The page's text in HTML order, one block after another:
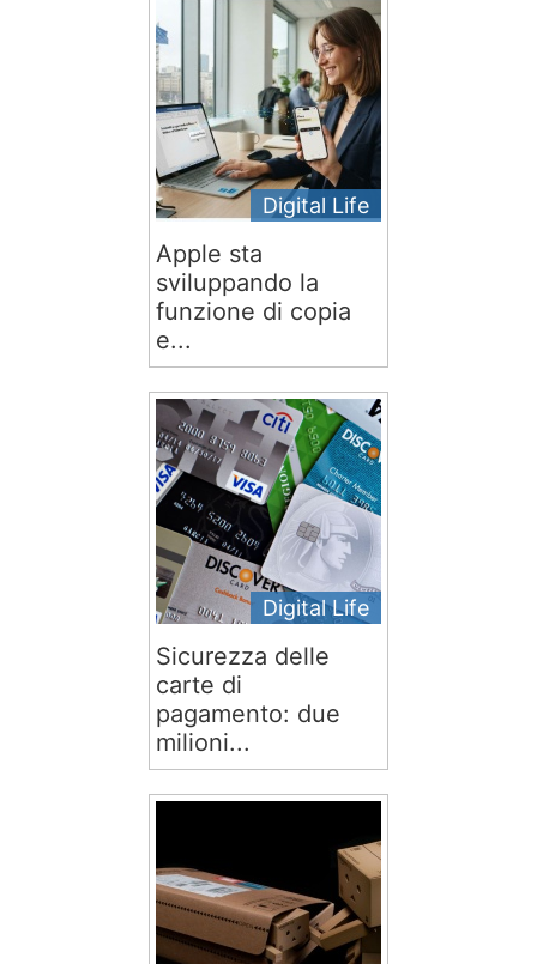
Digital Life
Apple sta
sviluppando la
funzione di copia
e...
Digital Life
Sicurezza delle
carte di
pagamento: due
milioni...